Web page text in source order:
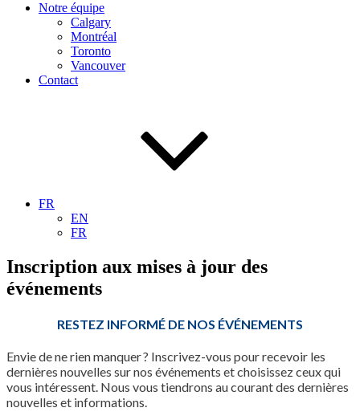
Notre équipe
Calgary
Montréal
Toronto
Vancouver
Contact
FR
EN
FR
Inscription aux mises à jour des
événements
RESTEZ INFORMÉ DE NOS ÉVÉNEMENTS
Envie de ne rien manquer ? Inscrivez-vous pour recevoir les
dernières nouvelles sur nos événements et choisissez ceux qui
vous intéressent. Nous vous tiendrons au courant des dernières
nouvelles et informations.